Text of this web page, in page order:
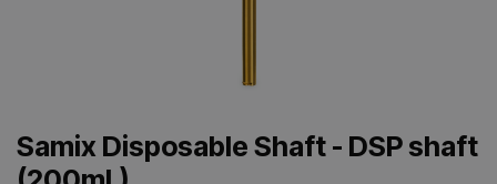
Samix Disposable Shaft - DSP shaft